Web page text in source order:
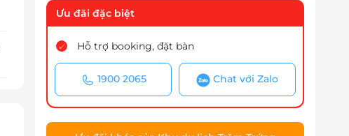
Ưu đãi đặc biệt
Hỗ trợ booking, đặt bàn
1900 2065 Chat với Zalo